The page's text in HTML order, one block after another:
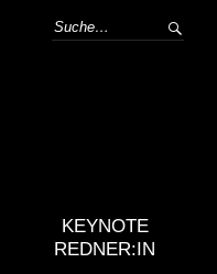
KEYNOTE
REDNER:IN